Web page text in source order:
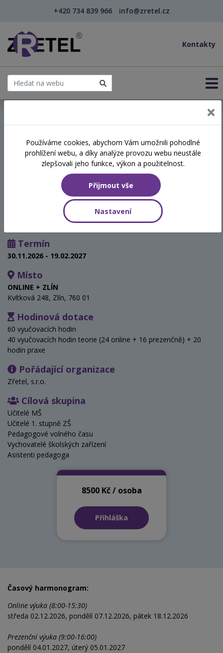
+420 734 839 966 info@zretel.cz
Kontakty
šablony
Podpora přirozeného
rozvoje řeči u dětí –
primární logopedická
prevence (kombinované)
Termín
30.11.2026 - 19.02.2027
Místo
ONLINE + ZLÍN
Kvítková 248, Zlín, 760 01
Hodinová dotace
60 vyučovacích hodin
40 vyučovacích hodin teorie (24 online + 16 prezenčně) + 20
hodin praxe
Pořádající organizace
Zřetel, s.r.o.
Cílová skupina
Učitelé MŠ
Učitelé 1. stupně ZŠ
Pedagogové volného času
Vychovatelé školských zařízení
Asistenti pedagoga
8500 Kč / osoba
Přihláška
Časový harmonogram:
Online výuka (8:00-15:30)
středa 02.12.2026, pondělí 07.12.2026, pátek 18.12.2026
Prezenční výuka (9:00-16:00)
pondělí 04.01.2027, úterý 05.01.2027
Používáme cookies, abychom Vám umožnili pohodlné
prohlížení webu, a díky analýze provozu webu neustále
zlepšovali jeho funkce, výkon a použitelnost.
Přijmout vše
Nastavení